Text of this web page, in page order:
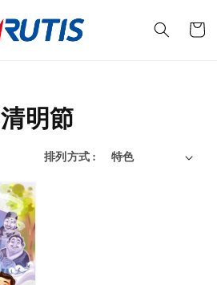
清明節
排列方式 :